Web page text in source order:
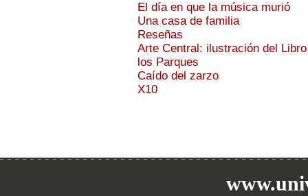
El día en que la música murió
Una casa de familia
Reseñas
Arte Central: ilustración del
los Parques
Caído del zarzo
X10